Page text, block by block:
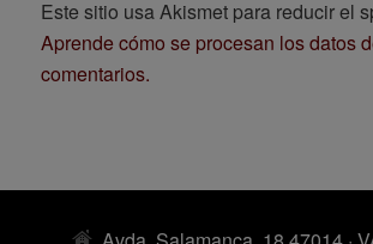
Este sitio usa Akismet para reducir el
Aprende cómo se procesan los datos
comentarios.